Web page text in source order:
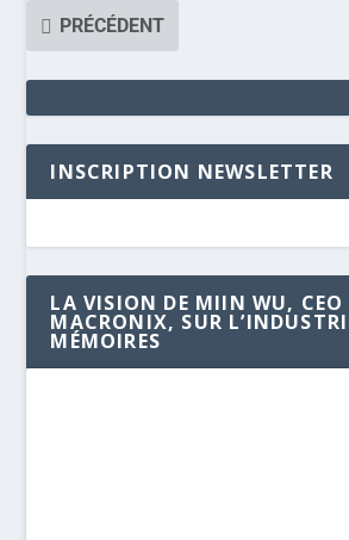
PRÉCÉDENT
INSCRIPTION NEWSLETTER
LA VISION DE MIIN WU, CEO
MACRONIX, SUR
MÉMOIRES